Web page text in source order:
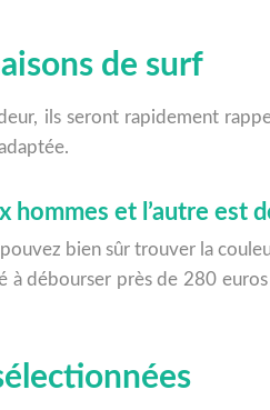
de surf
ils seront rapidement
hommes et l’autre est
bien sûr trouver la
à débourser près de 280